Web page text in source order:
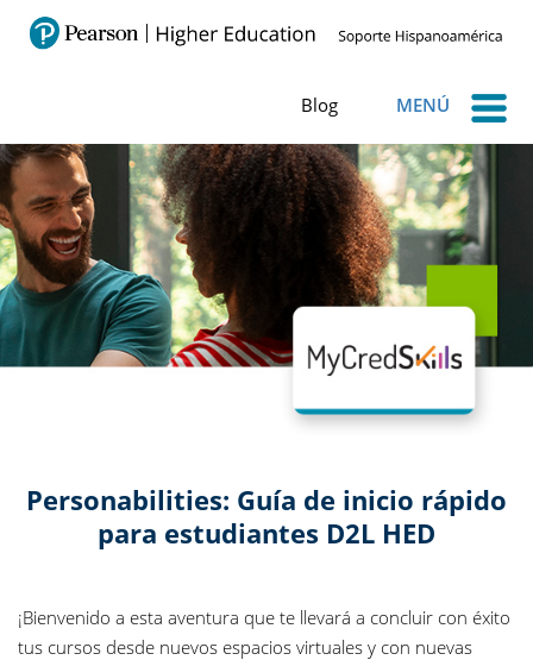
Blog MENÚ
Personabilities: Guía de inicio rápido
para estudiantes D2L HED
¡Bienvenido a esta aventura que te llevará a concluir con éxito
tus cursos desde nuevos espacios virtuales y con nuevas